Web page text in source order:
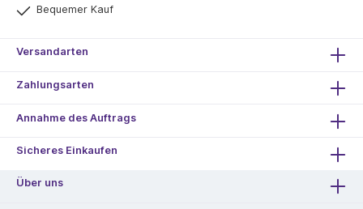
Bequemer Kauf
Versandarten
Zahlungsarten
Annahme des Auftrags
Sicheres Einkaufen
Über uns